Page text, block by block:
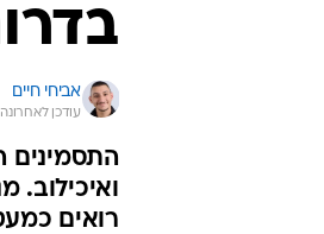
אביחי חיים
עודכן לאחרונה: 13.5.2026 /
התסמינים
רואים